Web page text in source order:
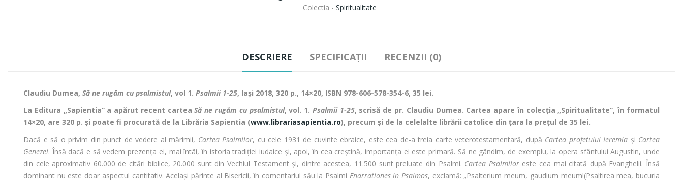
Colectia - Spiritualitate
DESCRIERE SPECIFICAȚII RECENZII (0)
Claudiu Dumea, Să ne rugăm cu psalmistul, vol 1. Psalmii 1-25, Iași 2018, 320 p., 14×20, ISBN 978-606-578-354-6, 35 lei.
La Editura „Sapientia” a apărut recent carteaSă ne rugăm cu psalmistul, vol. 1. Psalmii 1-25, scrisă de pr. Claudiu Dumea. Cartea apare în colecția „Spiritualitate”, în formatul
14×20, are 320 p. și poate fi procurată de la Librăria Sapientia (www.librariasapientia.ro), precum şi de la celelalte librării catolice din țara la prețul de 35 lei.
Dacă e să o privim din punct de vedere al mărimii, Cartea Psalmilor, cu cele 1931 de cuvinte ebraice, este cea de-a treia carte veterotestamentară, după Cartea profetului Ieremia și Cartea
Genezei. Însă dacă e să vedem prezența ei, mai întâi, în istoria tradiției iudaice și, apoi, în cea creștină, importanța ei este primară. Să ne gândim, de exemplu, la opera sfântului Augustin, unde
din cele aproximativ 60.000 de citări biblice, 20.000 sunt din Vechiul Testament și, dintre acestea, 11.500 sunt preluate din Psalmi. Cartea Psalmiloreste cea mai citată după Evanghelii. Însă
dominant nu este doar aspectul cantitativ. Același părinte al Bisericii, în comentariul său la Psalmi Enarrationes in Psalmos, exclamă: „Psalterium meum, gaudium meum!(Psaltirea mea, bucuria